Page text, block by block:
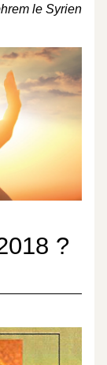
le Syrien
?